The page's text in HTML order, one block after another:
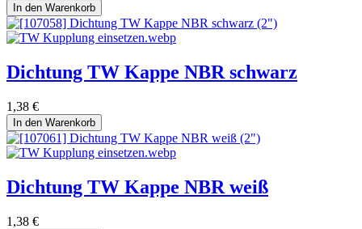
In den Warenkorb
Dichtung TW Kappe NBR schwarz
1,38 €
In den Warenkorb
Dichtung TW Kappe NBR weiß
1,38 €